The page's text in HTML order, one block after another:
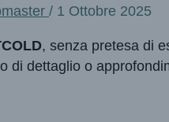
/ 1 Ottobre 2025
, senza pretesa di
di dettaglio o